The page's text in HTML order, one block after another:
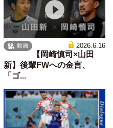
動画 2026.6.16
【岡崎慎司×山田
新】後輩FWへの金言、
「ゴ...